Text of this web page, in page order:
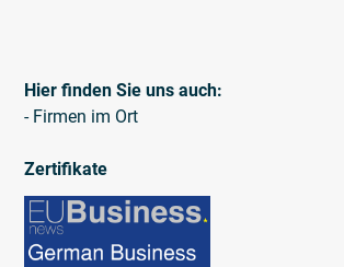
Hier finden Sie uns auch:
- Firmen im Ort
Zertifikate